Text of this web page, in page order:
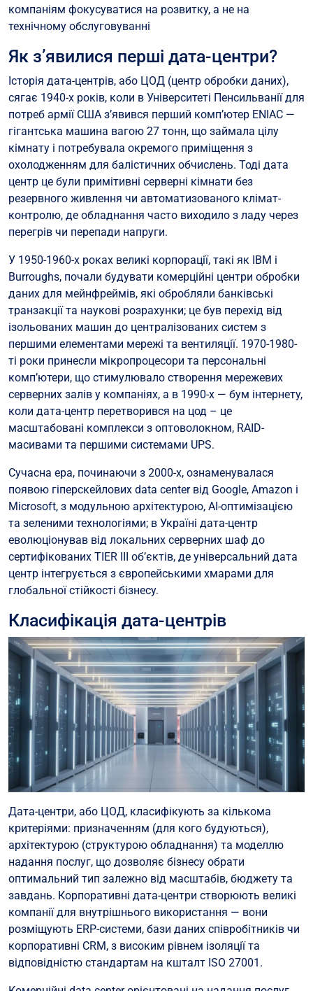
компаніям фокусуватися на розвитку, а не на
технічному обслуговуванні
Як з’явилися перші дата-центри?
Історія дата-центрів, або ЦОД (центр обробки даних),
сягає 1940-х років, коли в Університеті Пенсильванії для
потреб армії США з’явився перший комп’ютер ENIAC —
гігантська машина вагою 27 тонн, що займала цілу
кімнату і потребувала окремого приміщення з
охолодженням для балістичних обчислень. Тоді дата
центр це були примітивні серверні кімнати без
резервного живлення чи автоматизованого клімат-
контролю, де обладнання часто виходило з ладу через
перегрів чи перепади напруги.
У 1950-1960-х роках великі корпорації, такі як IBM і
Burroughs, почали будувати комерційні центри обробки
даних для мейнфреймів, які обробляли банківські
транзакції та наукові розрахунки; це був перехід від
ізольованих машин до централізованих систем з
першими елементами мережі та вентиляції. 1970-1980-
ті роки принесли мікропроцесори та персональні
комп’ютери, що стимулювало створення мережевих
серверних залів у компаніях, а в 1990-х — бум інтернету,
коли дата-центр перетворився на цод – це
масштабовані комплекси з оптоволокном, RAID-
масивами та першими системами UPS.
Сучасна ера, починаючи з 2000-х, ознаменувалася
появою гіперскейлових data center від Google, Amazon і
Microsoft, з модульною архітектурою, AI-оптимізацією
та зеленими технологіями; в Україні дата-центр
еволюціонував від локальних серверних шаф до
сертифікованих TIER III об’єктів, де універсальний дата
центр інтегрується з європейськими хмарами для
глобальної стійкості бізнесу.
Класифікація дата-центрів
Дата-центри, або ЦОД, класифікують за кількома
критеріями: призначенням (для кого будуються),
архітектурою (структурою обладнання) та моделлю
надання послуг, що дозволяє бізнесу обрати
оптимальний тип залежно від масштабів, бюджету та
завдань. Корпоративні дата-центри створюють великі
компанії для внутрішнього використання — вони
розміщують ERP-системи, бази даних співробітників чи
корпоративні CRM, з високим рівнем ізоляції та
відповідністю стандартам на кшталт ISO 27001.